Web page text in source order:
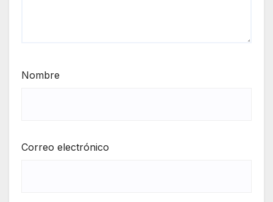
Nombre
Correo electrónico